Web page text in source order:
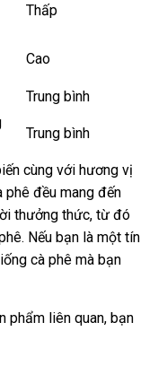
Thấp
Cao
Trung bình
Trung bình
cùng với hương vị
đều mang đến
thưởng thức, từ đó
Nếu bạn là một tín
cà phê mà bạn
phẩm liên quan, bạn